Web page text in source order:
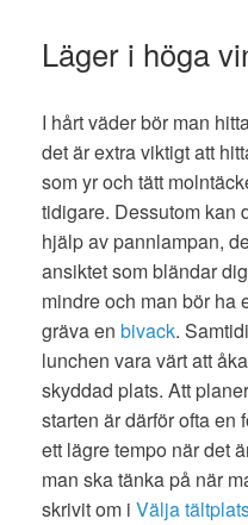
Läger i höga
I hårt väder bör man
det är extra viktigt att
som yr och tätt
tidigare. Dessutom kan
hjälp av pannlampan,
ansiktet som bländar
mindre och man bör ha
gräva en bivack.
lunchen vara värt att
skyddad plats. Att
starten är därför ofta en
ett lägre tempo när det
man ska tänka på när
skrivit om i Välja